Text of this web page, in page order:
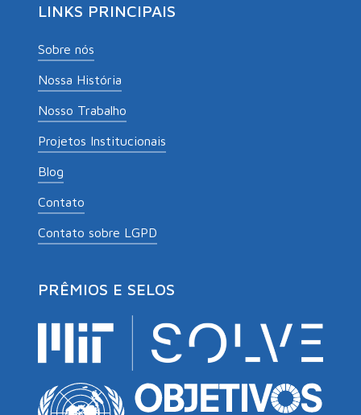
LINKS PRINCIPAIS
Sobre nós
Nossa História
Nosso Trabalho
Projetos Institucionais
Blog
Contato
Contato sobre LGPD
PRÊMIOS E SELOS